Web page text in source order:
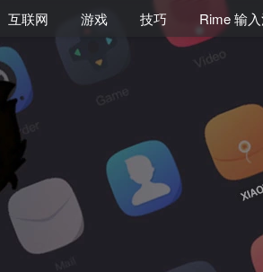
互联网 游戏 技巧 Rime 输